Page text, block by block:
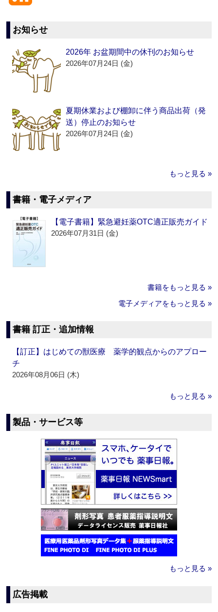
お知らせ
2026年 お盆期間中の休刊のお知らせ
2026年07月24日 (金)
夏期休業および棚卸に伴う商品出荷（発
送）停止のお知らせ
2026年07月24日 (金)
もっと見る »
書籍・電子メディア
【電子書籍】緊急避妊薬OTC適正販売ガイド
2026年07月31日 (金)
書籍をもっと見る »
電子メディアをもっと見る »
書籍 訂正・追加情報
【訂正】はじめての獣医療 薬学的観点からのアプロー
チ
2026年08月06日 (木)
もっと見る »
製品・サービス等
もっと見る »
広告掲載